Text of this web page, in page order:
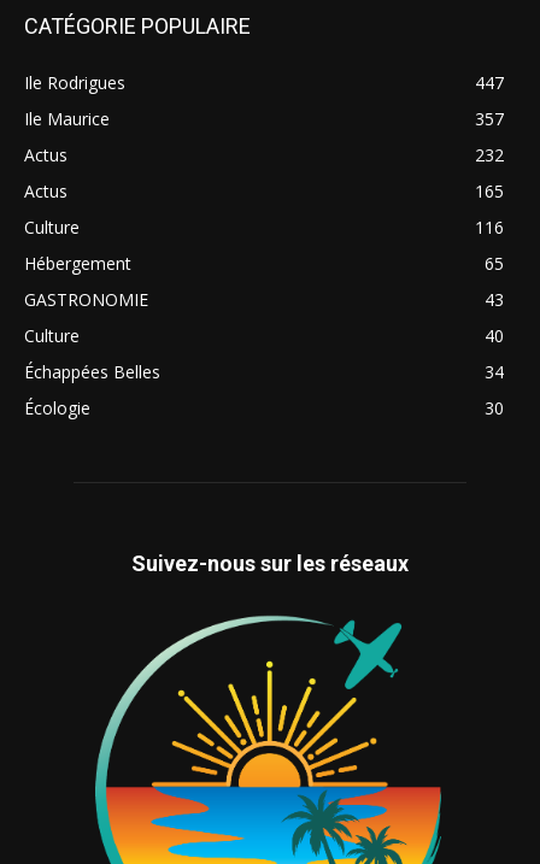
CATÉGORIE POPULAIRE
Ile Rodrigues
447
Ile Maurice
357
Actus
232
Actus
165
Culture
116
Hébergement
65
GASTRONOMIE
43
Culture
40
Échappées Belles
34
Écologie
30
Suivez-nous sur les réseaux